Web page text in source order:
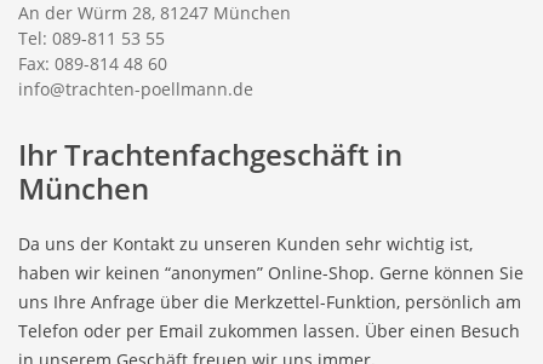
An der Würm 28, 81247 München
Tel: 089-811 53 55
Fax: 089-814 48 60
info@trachten-poellmann.de
Ihr Trachtenfachgeschäft in
München
Da uns der Kontakt zu unseren Kunden sehr wichtig ist,
haben wir keinen “anonymen” Online-Shop. Gerne können Sie
uns Ihre Anfrage über die Merkzettel-Funktion, persönlich am
Telefon oder per Email zukommen lassen. Über einen Besuch